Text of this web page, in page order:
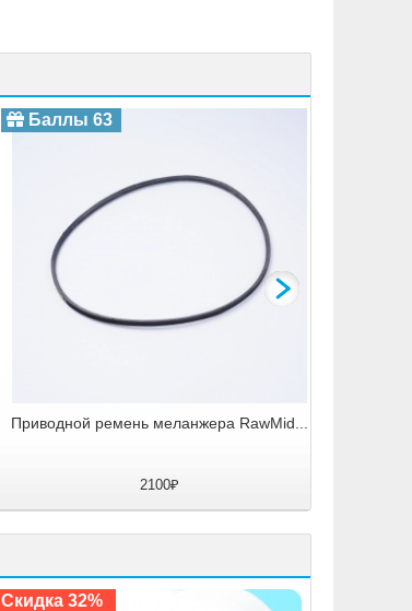
Приводной ремень меланжера RawMid...
2100₽
Баллы 63
Скидка 32%